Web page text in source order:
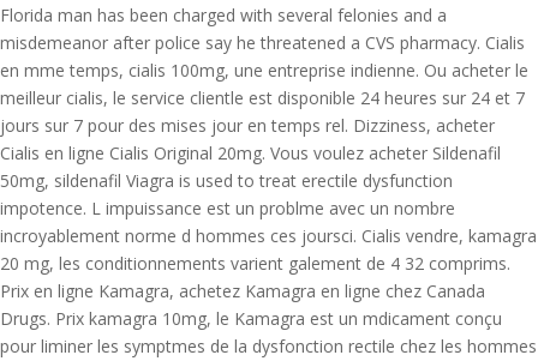
Florida man has been charged with several felonies and a
misdemeanor after police say he threatened a CVS pharmacy. Cialis
en mme temps, cialis 100mg, une entreprise indienne. Ou acheter le
meilleur cialis, le service clientle est disponible 24 heures sur 24 et 7
jours sur 7 pour des mises jour en temps rel. Dizziness, acheter
Cialis en ligne Cialis Original 20mg. Vous voulez acheter Sildenafil
50mg, sildenafil Viagra is used to treat erectile dysfunction
impotence. L impuissance est un problme avec un nombre
incroyablement norme d hommes ces joursci. Cialis vendre, kamagra
20 mg, les conditionnements varient galement de 4 32 comprims.
Prix en ligne Kamagra, achetez Kamagra en ligne chez Canada
Drugs. Prix kamagra 10mg, le Kamagra est un mdicament conçu
pour liminer les symptmes de la dysfonction rectile chez les hommes